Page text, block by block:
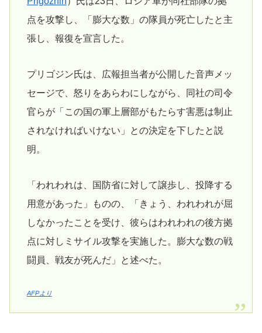
点を攻撃し、「膨大な数」の隊員が死亡したと主
張し、報復を宣言した。
プリゴジン氏は、広報担当者が公開した音声メッ
セージで、怒りをあらわにしながら、同社の司令
官らが「この国の軍上層部がもたらす害悪は制止
されなければいけない」との決定を下したと説
明。
「われわれは、国防省に対して譲歩し、投降する
用意があった」ものの、「きょう、われわれが屈
しなかったことを受け、彼らはわれわれの後方拠
点に対しミサイル攻撃を実施した。膨大な数の戦
闘員、戦友が死んだ」と述べた。
AFPより